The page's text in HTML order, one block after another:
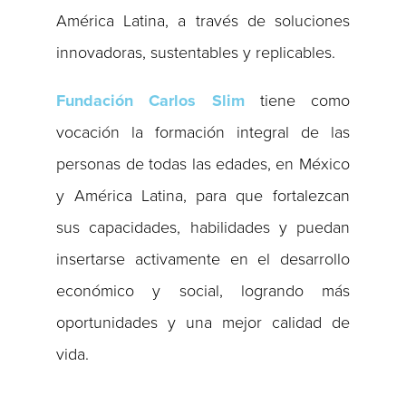
América Latina, a través de soluciones
innovadoras, sustentables y replicables.
Fundación Carlos Slimtiene como
vocación la formación integral de las
personas de todas las edades, en México
y América Latina, para que fortalezcan
sus capacidades, habilidades y puedan
insertarse activamente en el desarrollo
económico y social, logrando más
oportunidades y una mejor calidad de
vida.